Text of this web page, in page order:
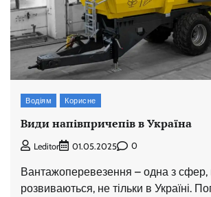
Водіям Корисне
Види напівпричепів в Україна
Leditor 01.05.2025 0
Вантажоперевезення – одна з
розвиваються, не тільки в Україні.